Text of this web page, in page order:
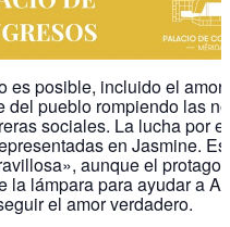
es posible, incluido el amor
pueblo rompiendo las
sociales. La lucha por
en Jasmine.
aunque el
la lámpara para ayudar a
el amor verdadero.